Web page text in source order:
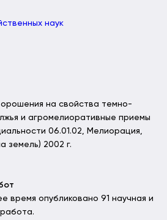
наук
орошения на свойства темно-
и агромелиоративные приемы
06.01.02, Мелиорация,
земель) 2002 г.
время опубликовано 91 научная и